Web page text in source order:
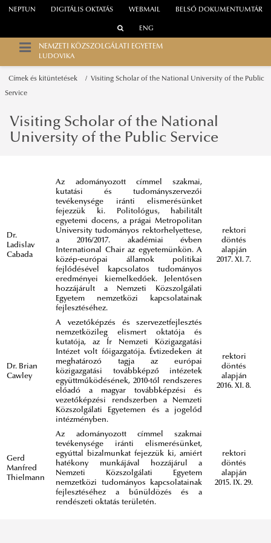
WEBMAIL
NEPTUN DIGITÁLIS OKTATÁS BELSŐ DOKUMENTUMTÁR
ENG
NEMZETI KÖZSZOLGÁLATI EGYETEM
LUDOVIKA
Címek és kitüntetések Visiting Scholar of the National University of the Public
Service
Visiting Scholar of the National
University of the Public Service
Dr.
Ladislav
Cabada
Az adományozott címmel szakmai,
kutatási és tudományszervezői
tevékenysége iránti elismerésünket
fejezzük ki. Politológus, habilitált
egyetemi docens, a prágai Metropolitan
University tudományos rektorhelyettese,
a 2016/2017. akadémiai évben
International Chair az egyetemünkön. A
közép-európai államok politikai
fejlődésével kapcsolatos tudományos
eredményei kiemelkedőek. Jelentősen
hozzájárult a Nemzeti Közszolgálati
Egyetem nemzetközi kapcsolatainak
fejlesztéséhez.
rektori
döntés
alapján
2017. XI. 7.
Dr. Brian
Cawley
A vezetőképzés és szervezetfejlesztés
nemzetközileg elismert oktatója és
kutatója, az Ír Nemzeti Közigazgatási
Intézet volt főigazgatója. Évtizedeken át
meghatározó tagja az európai
közigazgatási továbbképző intézetek
együttműködésének, 2010-től rendszeres
előadó a magyar továbbképzési és
vezetőképzési rendszerben a Nemzeti
Közszolgálati Egyetemen és a jogelőd
intézményben.
rektori
döntés
alapján
2016. XI. 8.
Gerd
Manfred
Thielmann
Az adományozott címmel szakmai
tevékenysége iránti elismerésünket,
egyúttal bizalmunkat fejezzük ki, amiért
hatékony munkájával hozzájárul a
Nemzeti Közszolgálati Egyetem
nemzetközi tudományos kapcsolatainak
fejlesztéséhez a bűnüldözés és a
rendészeti oktatás területén.
rektori
döntés
alapján
2015. IX. 29.